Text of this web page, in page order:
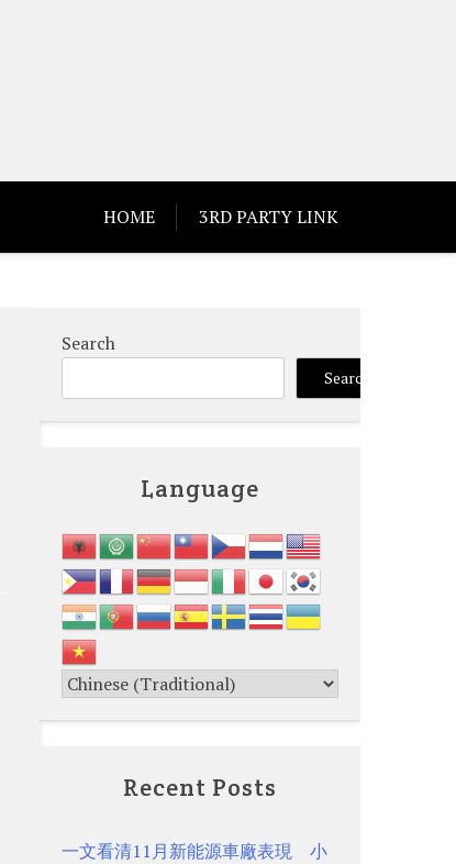
HOME 3RD PARTY LINK
Search
Search
Language
Recent Posts
一文看清11月新能源車廠表現 小